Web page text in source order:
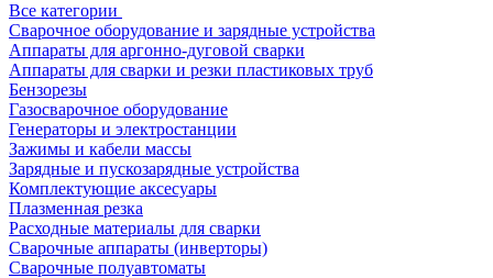
Все категории
Сварочное оборудование и зарядные устройства
Аппараты для аргонно-дуговой сварки
Аппараты для сварки и резки пластиковых труб
Бензорезы
Газосварочное оборудование
Генераторы и электростанции
Зажимы и кабели массы
Зарядные и пускозарядные устройства
Комплектующие аксесуары
Плазменная резка
Расходные материалы для сварки
Сварочные аппараты (инверторы)
Сварочные полуавтоматы